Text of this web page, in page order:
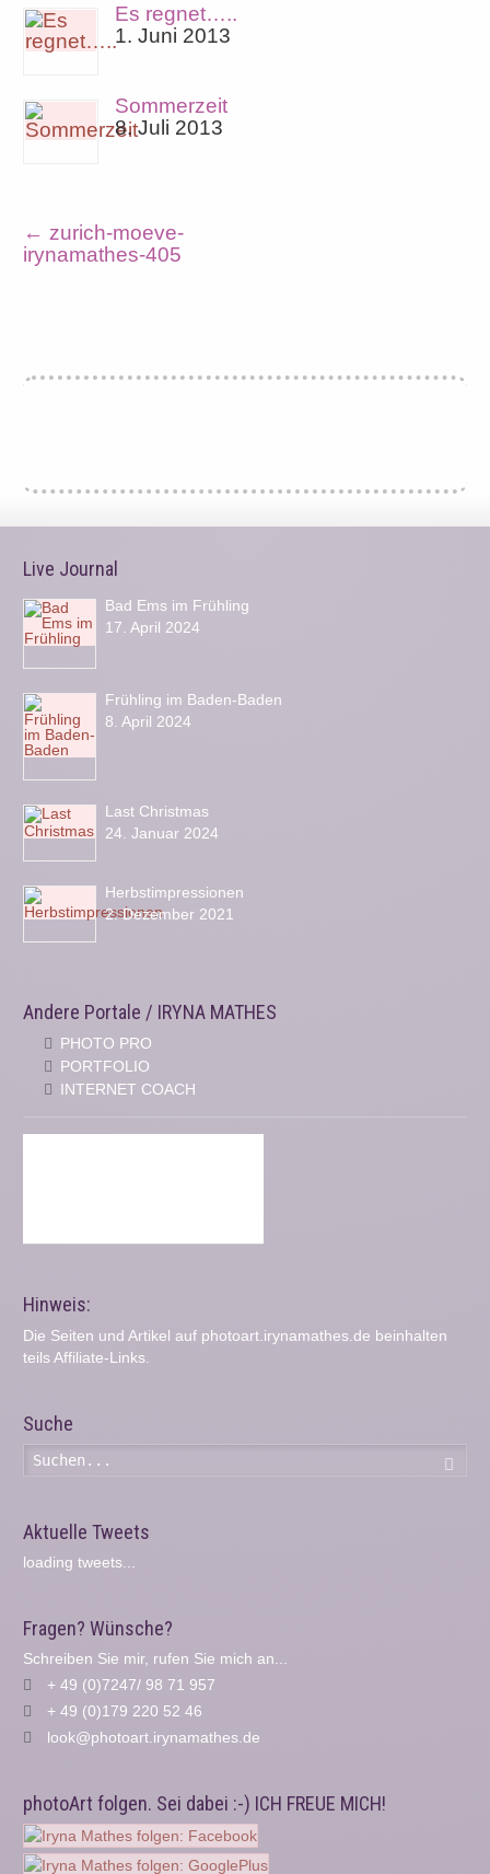
Es regnet…..
1. Juni 2013
Sommerzeit
8. Juli 2013
← zurich-moeve-
irynamathes-405
Live Journal
Bad Ems im Frühling
17. April 2024
Frühling im Baden-Baden
8. April 2024
Last Christmas
24. Januar 2024
Herbstimpressionen
2. Dezember 2021
Andere Portale / IRYNA MATHES
PHOTO PRO
PORTFOLIO
INTERNET COACH
Hinweis:
Die Seiten und Artikel auf photoart.irynamathes.de beinhalten
teils Affiliate-Links.
Suche
Aktuelle Tweets
loading tweets...
Fragen? Wünsche?
Schreiben Sie mir, rufen Sie mich an...
+ 49 (0)7247/ 98 71 957
+ 49 (0)179 220 52 46
look@photoart.irynamathes.de
photoArt folgen. Sei dabei :-) ICH FREUE MICH!